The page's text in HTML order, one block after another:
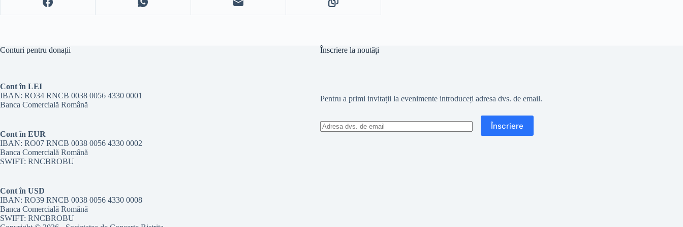
Conturi pentru donații
Cont în LEI
IBAN: RO34 RNCB 0038 0056 4330 0001
Banca Comercială Română
Cont în EUR
IBAN: RO07 RNCB 0038 0056 4330 0002
Banca Comercială Română
SWIFT: RNCBROBU
Cont în USD
IBAN: RO39 RNCB 0038 0056 4330 0008
Banca Comercială Română
SWIFT: RNCBROBU
Înscriere la noutăți
Pentru a primi invitații la evenimente introduceți adresa dvs. de email.